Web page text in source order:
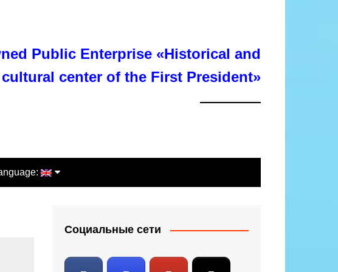
Public Enterprise «Historical and
cultural center of the First President»
Социальные сети